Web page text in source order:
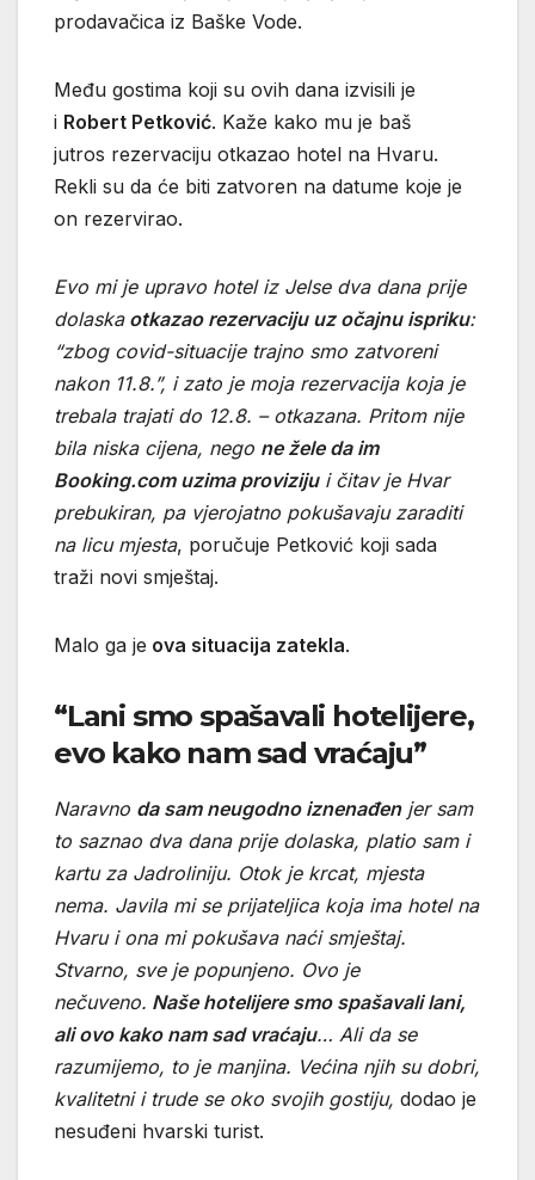
prodavačica iz Baške Vode.
Među gostima koji su ovih dana izvisili je
i Robert Petković. Kaže kako mu je baš
jutros rezervaciju otkazao hotel na Hvaru.
Rekli su da će biti zatvoren na datume koje je
on rezervirao.
Evo mi je upravo hotel iz Jelse dva dana prije
dolaskaotkazao rezervaciju uz očajnu ispriku:
“zbog covid-situacije trajno smo zatvoreni
nakon 11.8.”, i zato je moja rezervacija koja je
trebala trajati do 12.8. – otkazana. Pritom nije
bila niska cijena, nego ne žele da im
Booking.com uzima provizijui čitav je Hvar
prebukiran, pa vjerojatno pokušavaju zaraditi
na licu mjesta, poručuje Petković koji sada
traži novi smještaj.
Malo ga je ova situacija zatekla.
“Lani smo spašavali hotelijere,
evo kako nam sad vraćaju”
Naravno da sam neugodno iznenađenjer sam
to saznao dva dana prije dolaska, platio sam i
kartu za Jadroliniju. Otok je krcat, mjesta
nema. Javila mi se prijateljica koja ima hotel na
Hvaru i ona mi pokušava naći smještaj.
Stvarno, sve je popunjeno. Ovo je
nečuveno. Naše hotelijere smo spašavali lani,
ali ovo kako nam sad vraćaju… Ali da se
razumijemo, to je manjina. Većina njih su dobri,
kvalitetni i trude se oko svojih gostiju, dodao je
nesuđeni hvarski turist.